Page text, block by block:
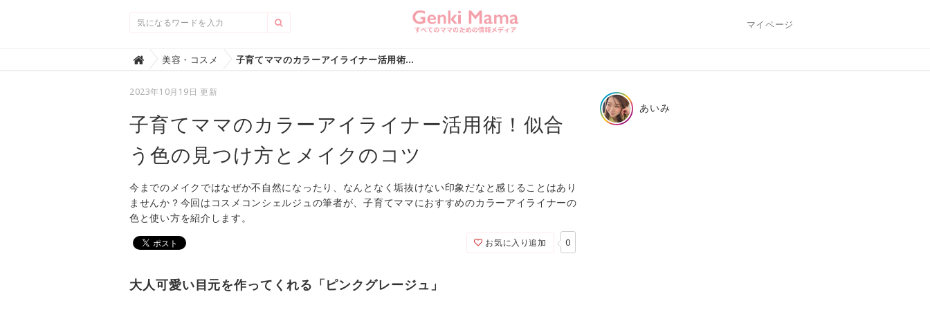
マイページ
Home美容・コスメ 子育てママのカラーアイライナー活用術！似合う色の見つけ方とメイクのコツ (page 2)
2023年10月19日 更新
子育てママのカラーアイライナー活用術！似合
う色の見つけ方とメイクのコツ
今までのメイクではなぜか不自然になったり、なんとなく垢抜けない印象だなと感じることはあり
ませんか？今回はコスメコンシェルジュの筆者が、子育てママにおすすめのカラーアイライナーの
色と使い方を紹介します。
お気に入り追加 0
大人可愛い目元を作ってくれる「ピンクグレージュ」
あいみ